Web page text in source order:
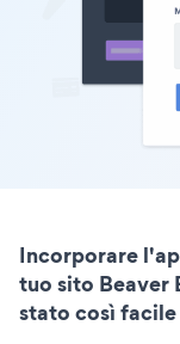
Incorporare
tuo sito Beaver
stato così facile